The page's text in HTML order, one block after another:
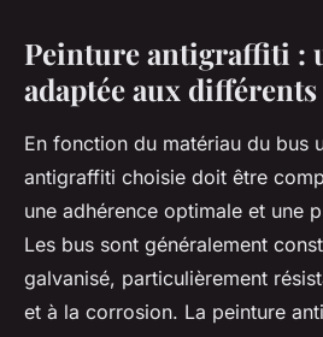
Peinture antigraffiti :
adaptée aux
En fonction du matériau du bus
antigraffiti choisie doit être
une adhérence optimale et une
Les bus sont généralement
galvanisé, particulièrement
et à la corrosion. La peinture